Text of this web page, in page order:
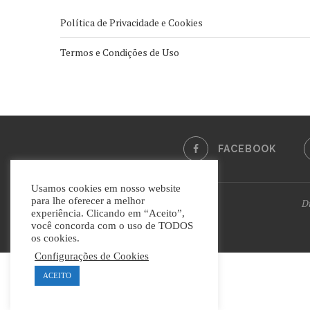
Política de Privacidade e Cookies
Termos e Condições de Uso
FACEBOOK
Usamos cookies em nosso website
para lhe oferecer a melhor
experiência. Clicando em “Aceito”,
você concorda com o uso de TODOS
os cookies.
Configurações de Cookies
ACEITO